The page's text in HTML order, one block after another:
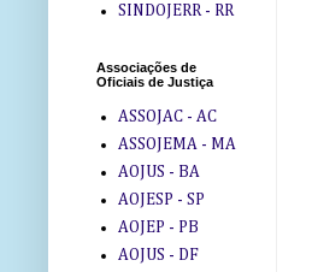
SINDOJERR - RR
Associações de
Oficiais de Justiça
ASSOJAC - AC
ASSOJEMA - MA
AOJUS - BA
AOJESP - SP
AOJEP - PB
AOJUS - DF